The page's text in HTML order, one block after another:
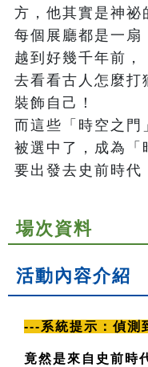
方，他其實是神
每個展廳都是一扇
越到好幾千年前，
去看看古人怎麼打
裝飾自己！
而這些「時空之門
被選中了，成為「
要出發去史前時代
場次資料
活動內容介紹
---系統提示：偵測
竟然是來自史前時